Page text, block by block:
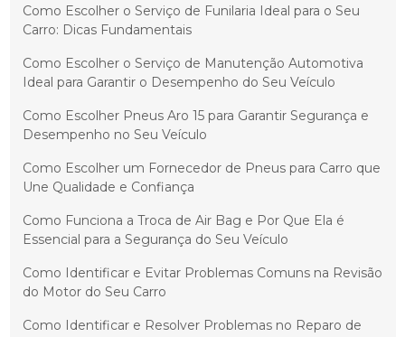
Como Escolher o Serviço de Funilaria Ideal para o Seu
Carro: Dicas Fundamentais
Como Escolher o Serviço de Manutenção Automotiva
Ideal para Garantir o Desempenho do Seu Veículo
Como Escolher Pneus Aro 15 para Garantir Segurança e
Desempenho no Seu Veículo
Como Escolher um Fornecedor de Pneus para Carro que
Une Qualidade e Confiança
Como Funciona a Troca de Air Bag e Por Que Ela é
Essencial para a Segurança do Seu Veículo
Como Identificar e Evitar Problemas Comuns na Revisão
do Motor do Seu Carro
Como Identificar e Resolver Problemas no Reparo de